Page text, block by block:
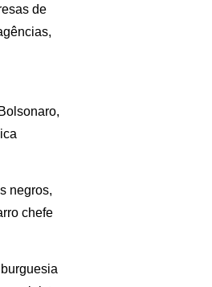
de
negros,
chefe